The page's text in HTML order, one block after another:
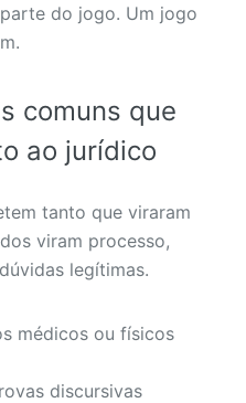
do jogo. Um jogo
comuns que
ao jurídico
tanto que viraram
viram processo,
legítimas.
médicos ou físicos
discursivas